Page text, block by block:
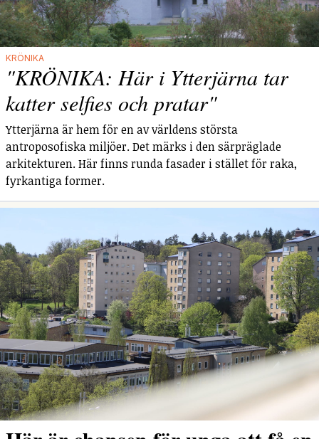
KRÖNIKA
"KRÖNIKA: Här i Ytterjärna tar
katter selfies och pratar"
Ytterjärna är hem för en av världens största
antroposofiska miljöer. Det märks i den särpräglade
arkitekturen. Här finns runda fasader i stället för raka,
fyrkantiga former.